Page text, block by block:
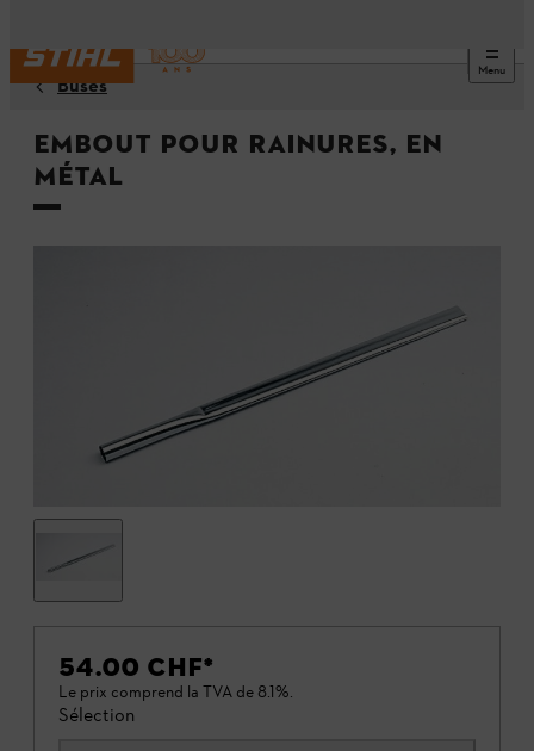
Menu
Buses
Embout pour rainures, en
métal
54.00 CHF*
Le prix comprend la TVA de 8.1%.
Sélection